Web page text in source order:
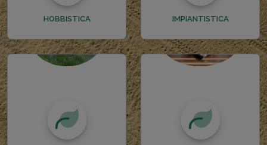
HOBBISTICA IMPIANTISTICA